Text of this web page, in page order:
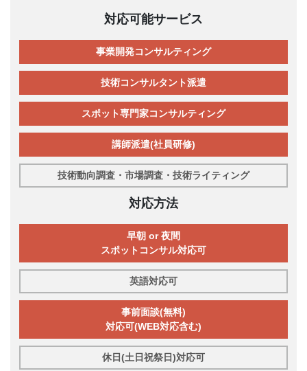
対応可能サービス
事業開発コンサルティング
技術コンサルタント派遣
スポット専門家コンサルティング
講師派遣(社員研修)
技術動向調査・市場調査・技術ライティング
対応方法
早朝 or 夜間
スポットコンサル対応可
英語対応可
事前面談(無料)
対応可(WEB対応含む)
休日(土日祝祭日)対応可